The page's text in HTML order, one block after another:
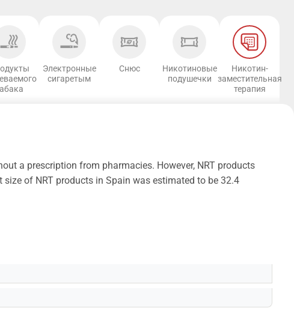
Электронные
сигаретым
Снюс
Никотиновые
подушечки
Никотин-
заместительная
терапия
a prescription from pharmacies. However, NRT products
of NRT products in Spain was estimated to be 32.4